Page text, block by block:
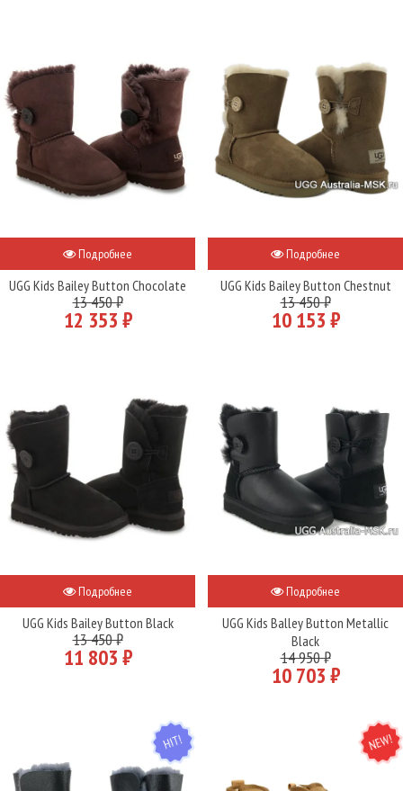
Подробнее
UGG Kids Bailey Button Chocolate
13 450 ₽
12 353 ₽
Подробнее
UGG Kids Bailey Button Chestnut
13 450 ₽
10 153 ₽
Подробнее
UGG Kids Bailey Button Black
13 450 ₽
11 803 ₽
Подробнее
UGG Kids Balley Button Metallic
Black
14 950 ₽
10 703 ₽
HIT NEW